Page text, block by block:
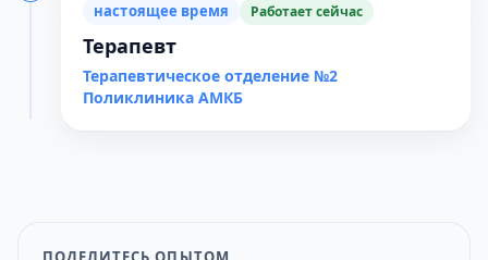
настоящее время Работает сейчас
Терапевт
Терапевтическое отделение №2
Поликлиника АМКБ